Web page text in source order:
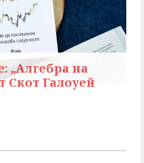
„Алгебра на
Скот Галоуей